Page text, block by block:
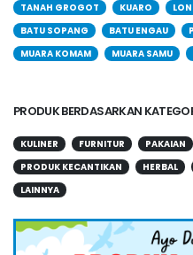
TANAH GROGOT KUARO
BATU SOPANG
BATU ENGAU
MUARA KOMAM
MUARA SAMU
PRODUK BERDASARKAN
KULINER FURNITUR PAKAIAN
PRODUK KECANTIKAN
HERBAL
LAINNYA